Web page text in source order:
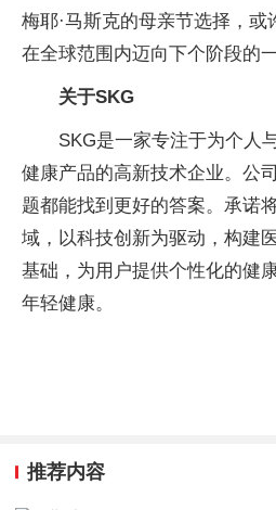
梅耶·马斯克的母亲节选择，或
在全球范围内迈向下个阶段的
关于SKG
SKG是一家专注于为个人
健康产品的高新技术企业。公
题都能找到更好的答案。承诺
域，以科技创新为驱动，构建
基础，为用户提供个性化的健
年轻健康。
推荐内容